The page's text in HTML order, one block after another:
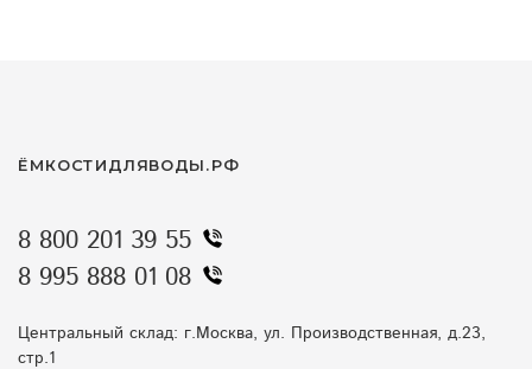
ЁМКОСТИДЛЯВОДЫ.РФ
8 800 201 39 55
8 995 888 01 08
Центральный склад: г.Москва, ул. Производственная, д.23,
стр.1